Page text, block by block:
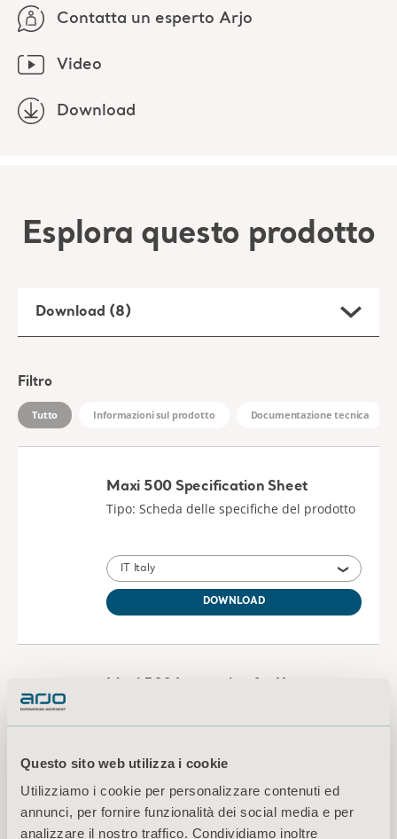
Questo sito web utilizza i cookie
Utilizziamo i cookie per personalizzare contenuti ed
annunci, per fornire funzionalità dei social media e per
analizzare il nostro traffico. Condividiamo inoltre
Contatta un esperto Arjo
Video
Download
Esplora questo prodotto
Download (8)
Filtro
Tutto Informazioni sul prodotto Documentazione tecnica
Maxi 500 Specification Sheet
Tipo: Scheda delle specifiche del prodotto
IT Italy
DOWNLOAD
IT for Italy, Switzerland